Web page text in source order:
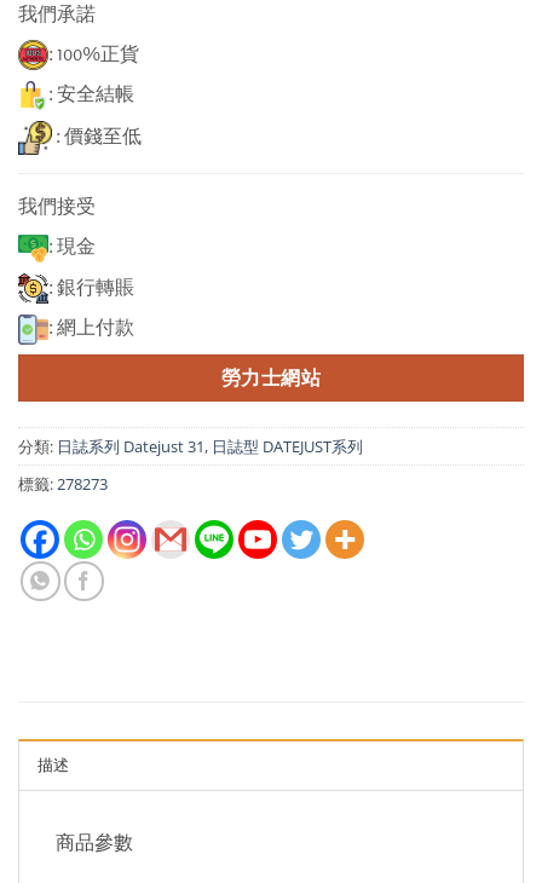
我們承諾
: 100%正貨
: 安全結帳
: 價錢至低
我們接受
: 現金
: 銀行轉賬
: 網上付款
勞力士網站
分類: 日誌系列 Datejust 31, 日誌型 DATEJUST系列
標籤:278273
描述
商品參數